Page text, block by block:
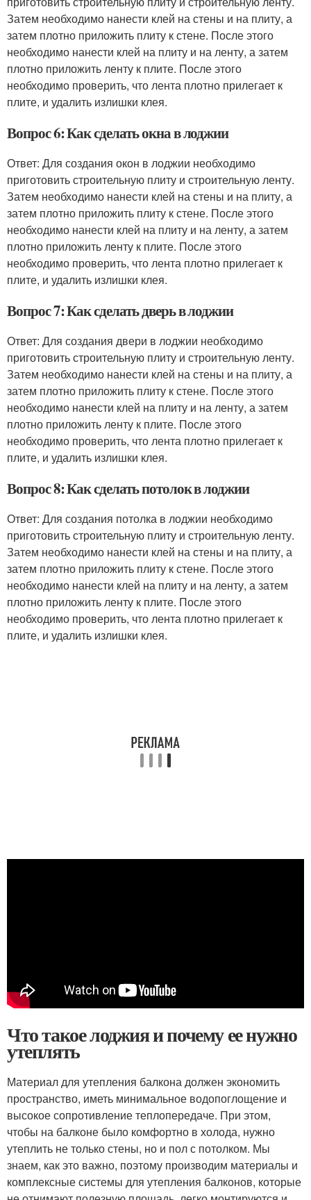
Затем необходимо нанести клей на стены и на плиту, а
затем плотно приложить плиту к стене. После этого
необходимо нанести клей на плиту и на ленту, а затем
плотно приложить ленту к плите. После этого
необходимо проверить, что лента плотно прилегает к
плите, и удалить излишки клея.
Вопрос 6: Как сделать окна в лоджии
Ответ: Для создания окон в лоджии необходимо
приготовить строительную плиту и строительную ленту.
Затем необходимо нанести клей на стены и на плиту, а
затем плотно приложить плиту к стене. После этого
необходимо нанести клей на плиту и на ленту, а затем
плотно приложить ленту к плите. После этого
необходимо проверить, что лента плотно прилегает к
плите, и удалить излишки клея.
Вопрос 7: Как сделать дверь в лоджии
Ответ: Для создания двери в лоджии необходимо
приготовить строительную плиту и строительную ленту.
Затем необходимо нанести клей на стены и на плиту, а
затем плотно приложить плиту к стене. После этого
необходимо нанести клей на плиту и на ленту, а затем
плотно приложить ленту к плите. После этого
необходимо проверить, что лента плотно прилегает к
плите, и удалить излишки клея.
Вопрос 8: Как сделать потолок в лоджии
Ответ: Для создания потолка в лоджии необходимо
приготовить строительную плиту и строительную ленту.
Затем необходимо нанести клей на стены и на плиту, а
затем плотно приложить плиту к стене. После этого
необходимо нанести клей на плиту и на ленту, а затем
плотно приложить ленту к плите. После этого
необходимо проверить, что лента плотно прилегает к
плите, и удалить излишки клея.
Что такое лоджия и почему ее нужно
утеплять
Материал для утепления балкона должен экономить
пространство, иметь минимальное водопоглощение и
высокое сопротивление теплопередаче. При этом,
чтобы на балконе было комфортно в холода, нужно
утеплить не только стены, но и пол с потолком. Мы
знаем, как это важно, поэтому производим материалы и
комплексные системы для утепления балконов, которые